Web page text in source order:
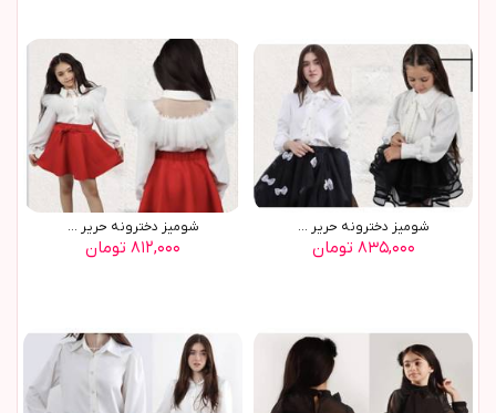
شوميز دخترونه حرير ...
۸۳۵,۰۰۰ تومان
شوميز دخترونه حرير ...
۸۱۲,۰۰۰ تومان